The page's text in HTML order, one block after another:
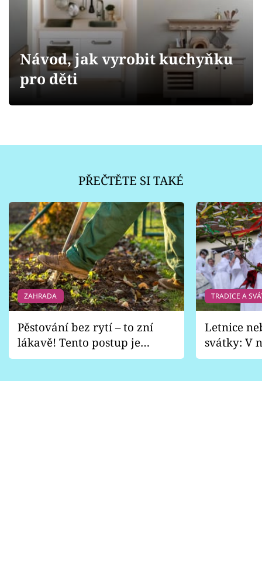
Přihlášení
Sledujte nás
Návod, jak vyrobit kuchyňku
pro děti
PŘEČTĚTE SI TAKÉ
ZAHRADA
Pěstování bez rytí – to zní
lákavě! Tento postup je
vhodný jen pro některé
TRADICE A
Letnice
svátky: V
pondělí